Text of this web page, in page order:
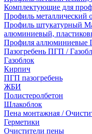
Комплектующие для
Профиль металлический
Профиль штукатурный
алюминиевый,
Профиля аллюминиевые
Пазогребень ПГП /
Газоблок
Кирпич
ПГП пазогребень
ЖБИ
Полистеролбетон
Шлакоблок
Пена монтажная /
Герметики
Очистители пены